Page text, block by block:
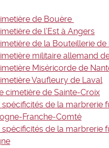
de Bouère
de l’Est à Angers
de la Bouteillerie de
militaire allemand
Miséricorde de
Vaufleury de Laval
cimetière de Sainte-Croix
spécificités de la marbrerie
Franche-Comté
spécificités de la marbrerie